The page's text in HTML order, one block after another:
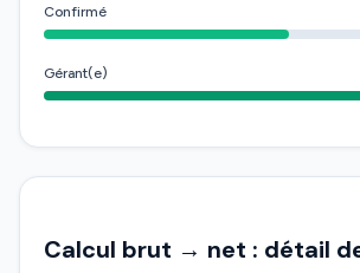
Confirmé
Gérant(e)
Calcul brut → net : détail